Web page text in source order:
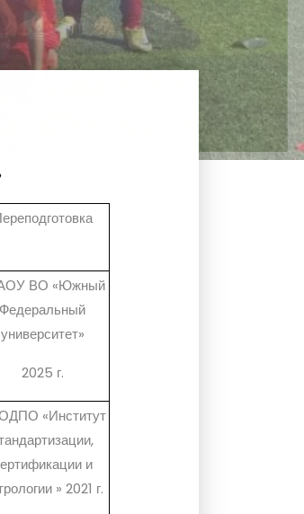
ВО «Южный
Федеральный
университет»
2025 г.
«Институт
и
» 2021 г.